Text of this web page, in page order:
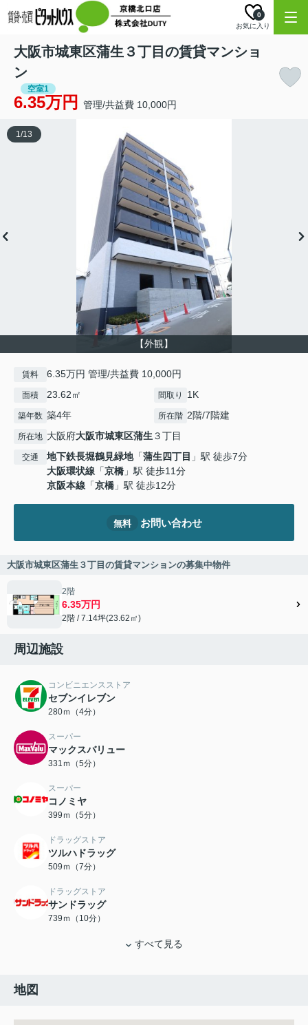
お気に入り
0
大阪市城東区蒲生３丁目の賃貸マンショ
ン
空室1
6.35万円 管理/共益費 10,000円
【外観】
1/13
賃料 6.35万円 管理/共益費 10,000円
面積 23.62㎡ 間取り 1K
築年数 築4年 所在階 2階/7階建
所在地 大阪府大阪市城東区蒲生３丁目
交通 地下鉄長堀鶴見緑地「蒲生四丁目 」駅 徒歩7分
大阪環状線 「京橋 」駅 徒歩11分
京阪本線 「京橋 」駅 徒歩12分
無料 お問い合わせ
大阪市城東区蒲生３丁目の賃貸マンションの募集中物件
2階
6.35万円
2階 / 7.14坪(23.62㎡)
周辺施設
コンビニエンスストア
セブンイレブン
280ｍ（4分）
スーパー
マックスバリュー
331ｍ（5分）
スーパー
コノミヤ
399ｍ（5分）
ドラッグストア
ツルハドラッグ
509ｍ（7分）
ドラッグストア
サンドラッグ
739ｍ（10分）
すべて見る
地図